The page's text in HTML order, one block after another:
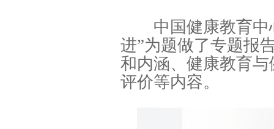
中国健康教育中
进”为题做了专题报
和内涵、健康教育
评价等内容。